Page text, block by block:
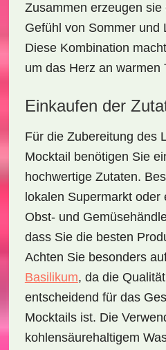
Zusammen erzeugen
Gefühl von Sommer und
Diese Kombination
um das Herz an warmen
Einkaufen der
Für die Zubereitung des
Mocktail benötigen Sie
hochwertige Zutaten.
lokalen Supermarkt
Obst- und
dass Sie die besten
Achten Sie besonders
Basilikum, da die
entscheidend für das
Mocktails ist. Die
kohlensäurehaltigem